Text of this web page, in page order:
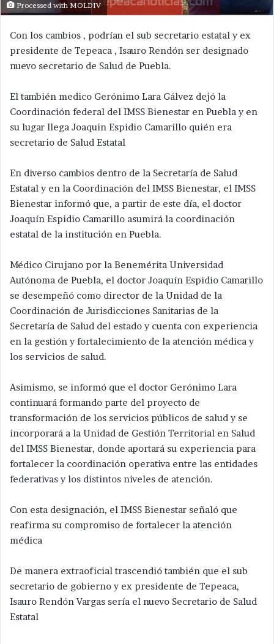
Processed with MOLDIV
Con los cambios , podrían el sub secretario estatal y ex
presidente de Tepeaca , Isauro Rendón ser designado
nuevo secretario de Salud de Puebla.
El también medico Gerónimo Lara Gálvez dejó la
Coordinación federal del IMSS Bienestar en Puebla y en
su lugar llega Joaquin Espidio Camarillo quién era
secretario de Salud Estatal
En diverso cambios dentro de la Secretaría de Salud
Estatal y en la Coordinación del IMSS Bienestar, el IMSS
Bienestar informó que, a partir de este día, el doctor
Joaquín Espidio Camarillo asumirá la coordinación
estatal de la institución en Puebla.
Médico Cirujano por la Benemérita Universidad
Autónoma de Puebla, el doctor Joaquín Espidio Camarillo
se desempeñó como director de la Unidad de la
Coordinación de Jurisdicciones Sanitarias de la
Secretaría de Salud del estado y cuenta con experiencia
en la gestión y fortalecimiento de la atención médica y
los servicios de salud.
Asimismo, se informó que el doctor Gerónimo Lara
continuará formando parte del proyecto de
transformación de los servicios públicos de salud y se
incorporará a la Unidad de Gestión Territorial en Salud
del IMSS Bienestar, donde aportará su experiencia para
fortalecer la coordinación operativa entre las entidades
federativas y los distintos niveles de atención.
Con esta designación, el IMSS Bienestar señaló que
reafirma su compromiso de fortalecer la atención
médica
De manera extraoficial trascendió también que el sub
secretario de gobierno y ex presidente de Tepeaca,
Isauro Rendón Vargas sería el nuevo Secretario de Salud
Estatal